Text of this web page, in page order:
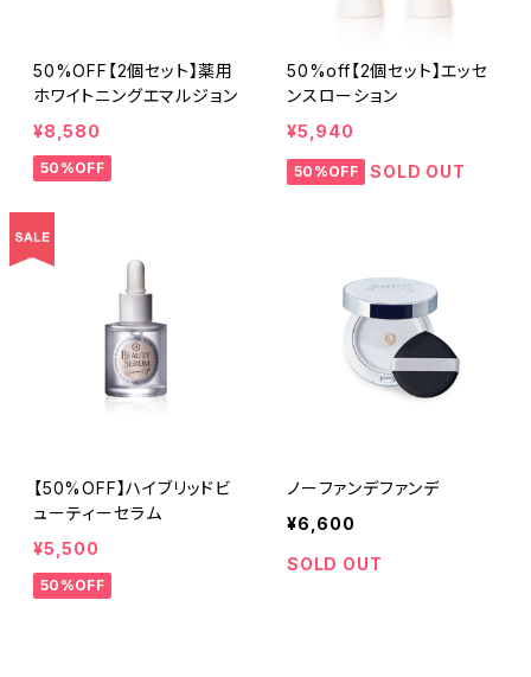
50%OFF【2個セット】薬用
ホワイトニングエマルジョン
¥8,580
50%OFF
50%off【2個セット】エッセ
ンスローション
¥5,940
50%OFF SOLD OUT
【50%OFF】ハイブリッドビ
ューティーセラム
¥5,500
50%OFF
ノーファンデファンデ
¥6,600
SOLD OUT